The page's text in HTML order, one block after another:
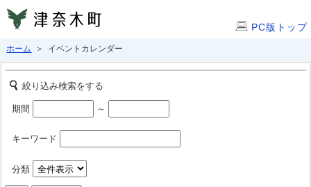
PC版トップ
ホーム ＞ イベントカレンダー
絞り込み検索をする
期間 ～
キーワード
分類